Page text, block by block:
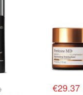
€29.37